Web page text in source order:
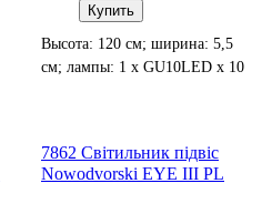
Купить
Высота: 120 см; ширина: 5,5
см; лампы: 1 х GU10LED х 10
7862 Світильник підвіс
Nowodvorski EYE III PL